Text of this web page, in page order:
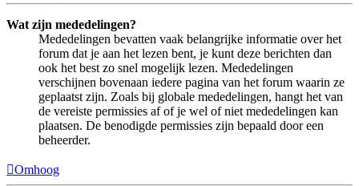
Wat zijn mededelingen?
Mededelingen bevatten vaak belangrijke informatie over het
forum dat je aan het lezen bent, je kunt deze berichten dan
ook het best zo snel mogelijk lezen. Mededelingen
verschijnen bovenaan iedere pagina van het forum waarin ze
geplaatst zijn. Zoals bij globale mededelingen, hangt het van
de vereiste permissies af of je wel of niet mededelingen kan
plaatsen. De benodigde permissies zijn bepaald door een
beheerder.
Omhoog